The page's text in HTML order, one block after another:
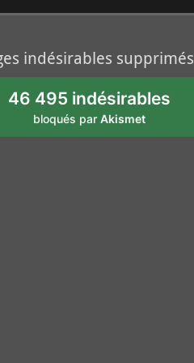
indésirables supprimés
46 495 indésirables
bloqués par Akismet